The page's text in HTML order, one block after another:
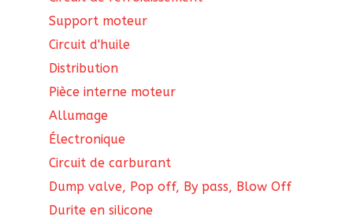
Support moteur
Circuit d'huile
Distribution
Pièce interne moteur
Allumage
Électronique
Circuit de carburant
Dump valve, Pop off, By pass, Blow Off
Durite en silicone